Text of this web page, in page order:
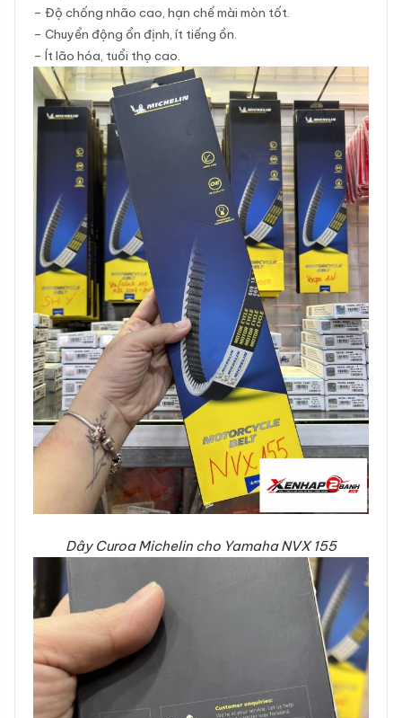
– Độ chống nhão cao, hạn chế mài mòn tốt.
– Chuyển động ổn định, ít tiếng ồn.
– Ít lão hóa, tuổi thọ cao.
Dây Curoa Michelin cho Yamaha NVX 155